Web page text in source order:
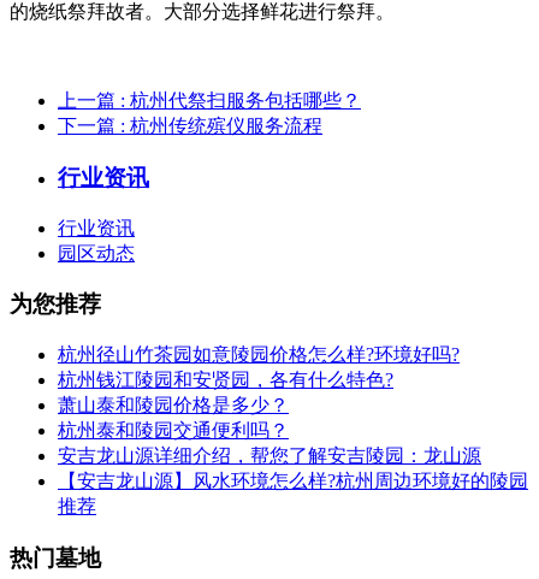
的烧纸祭拜故者。大部分选择鲜花进行祭拜。
上一篇 : 杭州代祭扫服务包括哪些？
下一篇 : 杭州传统殡仪服务流程
行业资讯
行业资讯
园区动态
为您推荐
杭州径山竹茶园如意陵园价格怎么样?环境好吗?
杭州钱江陵园和安贤园，各有什么特色?
萧山泰和陵园价格是多少？
杭州泰和陵园交通便利吗？
安吉龙山源详细介绍，帮您了解安吉陵园：龙山源
【安吉龙山源】风水环境怎么样?杭州周边环境好的陵园
推荐
热门墓地